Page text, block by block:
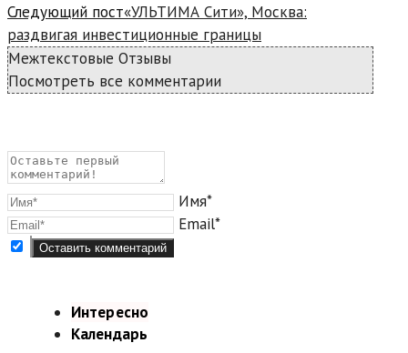
Следующий пост«УЛЬТИМА Сити», Москва:
раздвигая инвестиционные границы
Межтекстовые Отзывы
Посмотреть все комментарии
Имя*
Email*
Интересно
Календарь